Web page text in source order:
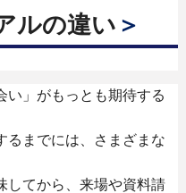
ルの違い ＞
い」がもっとも期待する
るまでには、さまざまな
してから、来場や資料請